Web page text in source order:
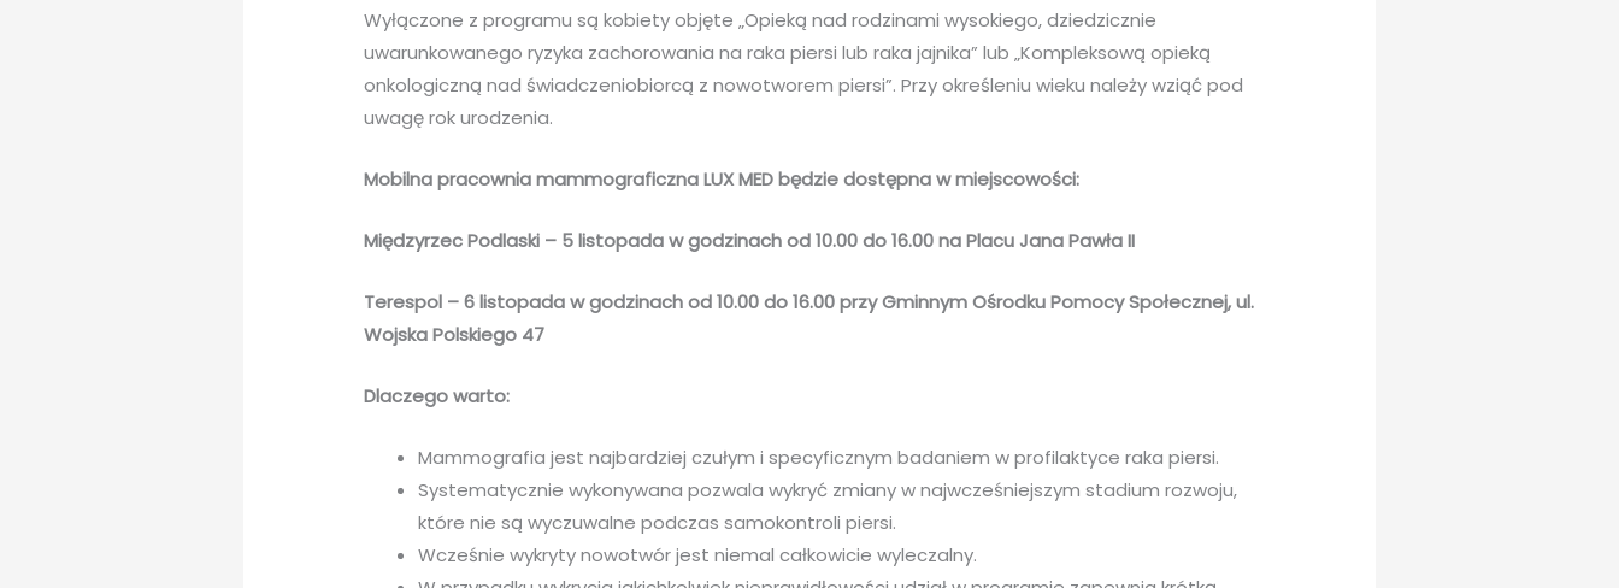
Wyłączone z programu są kobiety objęte „Opieką nad rodzinami wysokiego, dziedzicznie
uwarunkowanego ryzyka zachorowania na raka piersi lub raka jajnika” lub „Kompleksową opieką
onkologiczną nad świadczeniobiorcą z nowotworem piersi”. Przy określeniu wieku należy wziąć pod
uwagę rok urodzenia.
Mobilna pracownia mammograficzna LUX MED będzie dostępna w miejscowości:
Międzyrzec Podlaski – 5 listopada w godzinach od 10.00 do 16.00 na Placu Jana Pawła II
Terespol – 6 listopada w godzinach od 10.00 do 16.00 przy Gminnym Ośrodku Pomocy Społecznej, ul.
Wojska Polskiego 47
Dlaczego warto:
Mammografia jest najbardziej czułym i specyficznym badaniem w profilaktyce raka piersi.
Systematycznie wykonywana pozwala wykryć zmiany w najwcześniejszym stadium rozwoju,
które nie są wyczuwalne podczas samokontroli piersi.
Wcześnie wykryty nowotwór jest niemal całkowicie wyleczalny.